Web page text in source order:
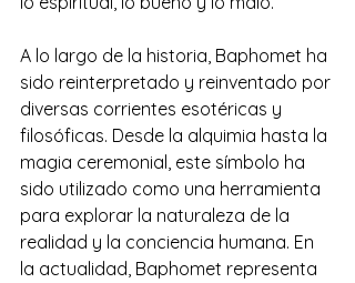
A lo largo de la historia, Baphomet ha
sido reinterpretado y reinventado por
diversas corrientes esotéricas y
filosóficas. Desde la alquimia hasta la
magia ceremonial, este símbolo ha
sido utilizado como una herramienta
para explorar la naturaleza de la
realidad y la conciencia humana. En
la actualidad, Baphomet representa